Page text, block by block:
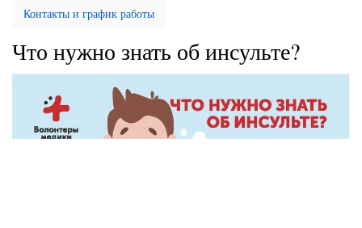
Контакты и график работы
Что нужно знать об инсульте?